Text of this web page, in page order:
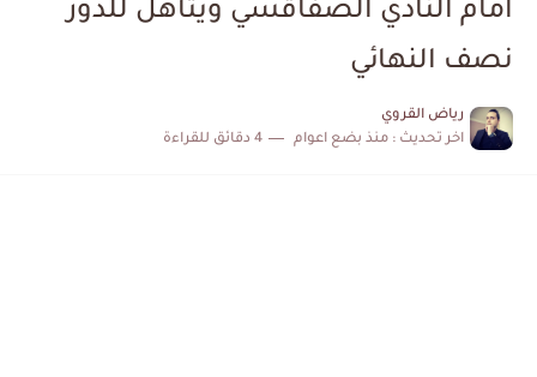
كابتن مانشستر يونايتد يدعم حنبعل المجبري
امام النادي الصفاقسي ويتأهل للدور
نصف النهائي
رياض القروي
اخر تحديث : منذ بضع اعوام 4 دقائق للقراءة